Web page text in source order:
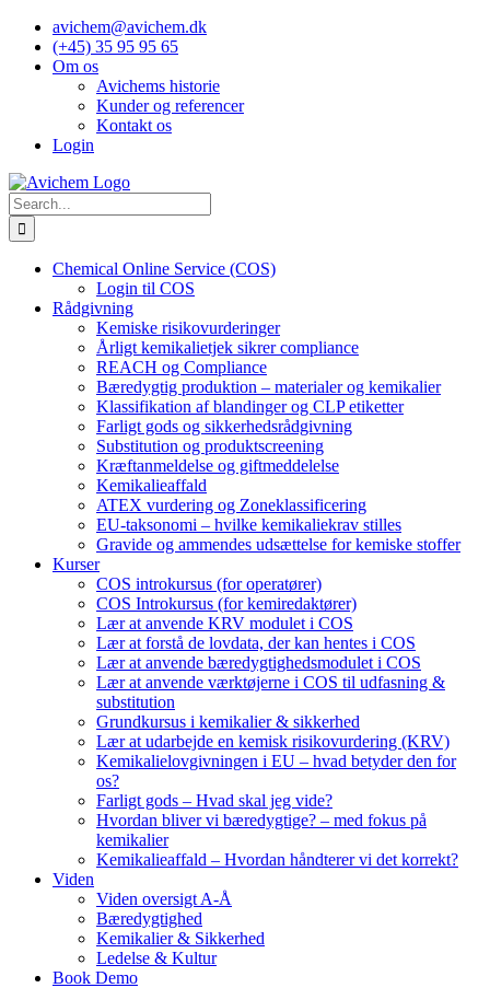
Skip
content
avichem@avichem.dk
(+45) 35 95 95 65
Om os
Avichems historie
Kunder og referencer
Kontakt os
Login
Search
for:
Chemical Online Service (COS)
Login til COS
Rådgivning
Kemiske risikovurderinger
Årligt kemikalietjek sikrer compliance
REACH og Compliance
Bæredygtig produktion – materialer og kemikalier
Klassifikation af blandinger og CLP etiketter
Farligt gods og sikkerhedsrådgivning
Substitution og produktscreening
Kræftanmeldelse og giftmeddelelse
Kemikalieaffald
ATEX vurdering og Zoneklassificering
EU-taksonomi – hvilke kemikaliekrav stilles
Gravide og ammendes udsættelse for kemiske stoffer
Kurser
COS introkursus (for operatører)
COS Introkursus (for kemiredaktører)
Lær at anvende KRV modulet i COS
Lær at forstå de lovdata, der kan hentes i COS
Lær at anvende bæredygtighedsmodulet i COS
Lær at anvende værktøjerne i COS til udfasning &
substitution
Grundkursus i kemikalier & sikkerhed
Lær at udarbejde en kemisk risikovurdering (KRV)
Kemikalielovgivningen i EU – hvad betyder den for
os?
Farligt gods – Hvad skal jeg vide?
Hvordan bliver vi bæredygtige? – med fokus på
kemikalier
Kemikalieaffald – Hvordan håndterer vi det korrekt?
Viden
Viden oversigt A-Å
Bæredygtighed
Kemikalier & Sikkerhed
Ledelse & Kultur
Book Demo